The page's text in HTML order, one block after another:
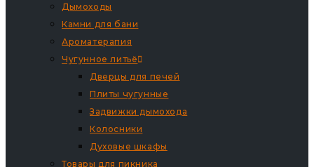
Дымоходы
Камни для бани
Ароматерапия
Чугунное литьё
Дверцы для печей
Плиты чугунные
Задвижки дымохода
Колосники
Духовые шкафы
Товары для пикника